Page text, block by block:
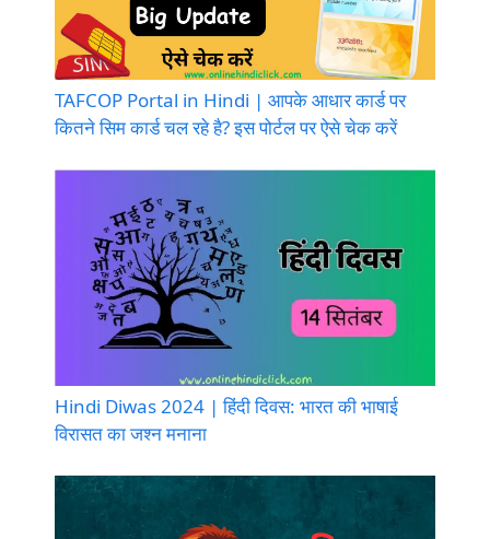
TAFCOP Portal in Hindi | आपके आधार कार्ड पर
कितने सिम कार्ड चल रहे है? इस पोर्टल पर ऐसे चेक करें
Hindi Diwas 2024 | हिंदी दिवस: भारत की भाषाई
विरासत का जश्न मनाना